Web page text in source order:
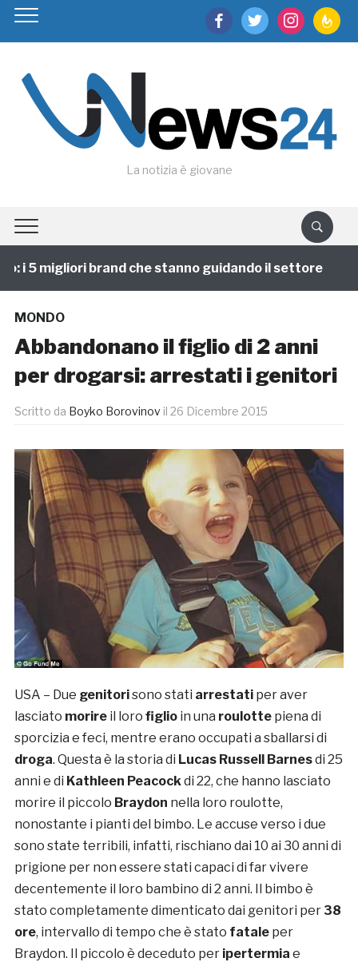
facebooktwitter instagram
La notizia è giovane
5 migliori brand che stanno guidando il settore
MONDO
Abbandonano il figlio di 2 anni
per drogarsi: arrestati i genitori
Scritto da Boyko Borovinov il 26 Dicembre 2015
USA – Due genitorisono stati arrestatiper aver
lasciato morireil loro figlioin una roulottepiena di
sporcizia e feci, mentre erano occupati a sballarsi di
droga. Questa è la storia di Lucas Russell Barnesdi 25
anni e di Kathleen Peacockdi 22, che hanno lasciato
morire il piccolo Braydon nella loro roulotte,
nonostante i pianti del bimbo. Le accuse verso i due
sono state terribili, infatti, rischiano dai 10 ai 30 anni di
prigione per non essere stati capaci di far vivere
decentemente il loro bambino di 2 anni. Il bimbo è
stato completamente dimenticato dai genitori per 38
ore, intervallo di tempo che è stato fataleper
Braydon. Il piccolo è deceduto per ipertermia e